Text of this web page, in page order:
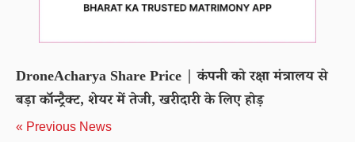
DroneAcharya Share Price | कंपनी को रक्षा मंत्रालय से
बड़ा कॉन्ट्रैक्ट, शेयर में तेजी, खरीदारी के लिए होड़
« Previous News